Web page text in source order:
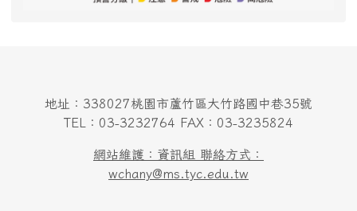
地址：338027桃園市蘆竹區大竹路國中巷35號
TEL：03-3232764 FAX：03-3235824
網站維護：資訊組 聯絡方式：
wchany@ms.tyc.edu.tw